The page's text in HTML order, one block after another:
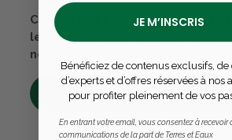
Cumulez des points passions et
les en bons cadeaux. Bénéficiez
nombreux autres avantages.
Découvrez tous ses
JE M’INSCRIS
Bénéficiez de contenus exclusifs, de
d’experts et d’offres réservées à nos
pour profiter pleinement de vos
En entrant votre email, vous consentez à recevoir
communications de la part de Terres et Eaux